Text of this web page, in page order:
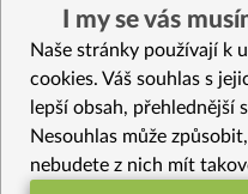
Citrónové jablečné muffiny se
Oves provoněný citrónem a
Vybrané recepty
Linecké stromečky s kokosem
I my se vás
Naše stránky používají k
cookies. Váš souhlas s
lepší obsah, přehlednější
Nesouhlas může
nebudete z nich mít